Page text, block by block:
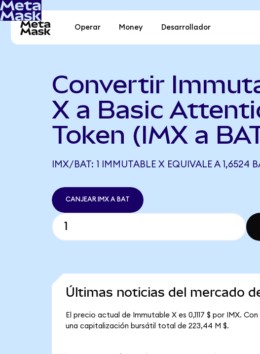
Operar Money Desarrollador
Convertir
X a Basic
Token (IMX a
IMX/BAT: 1 IMMUTABLE X EQUIVALE A 1,6524
CANJEAR IMX A BAT
Últimas noticias del mercado
El precio actual de Immutable X es 0,1117 $ por IMX.
una capitalización bursátil total de 223,44 M $.